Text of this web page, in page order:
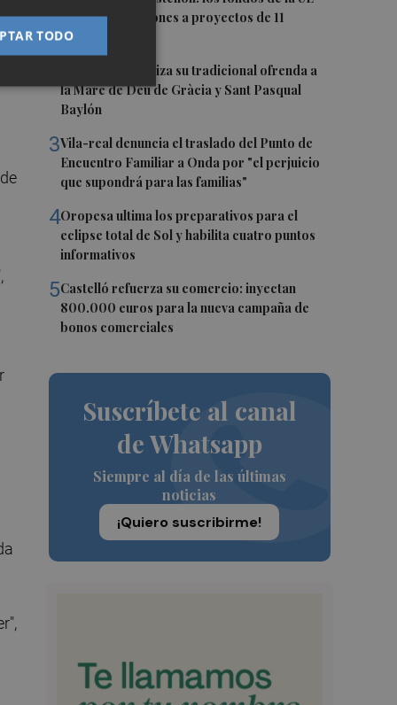
destinan 19 millones a proyectos de 11
municipios
El Villarreal realiza su tradicional ofrenda a
la Mare de Déu de Gràcia y Sant Pasqual
Baylón
3Vila-real denuncia el traslado del Punto de
Encuentro Familiar a Onda por "el perjuicio
que supondrá para las familias"
4Oropesa ultima los preparativos para el
eclipse total de Sol y habilita cuatro puntos
informativos
5Castelló refuerza su comercio: inyectan
800.000 euros para la nueva campaña de
bonos comerciales
Suscríbete al canal
de Whatsapp
Siempre al día de las últimas
noticias
¡Quiero suscribirme!
TODO